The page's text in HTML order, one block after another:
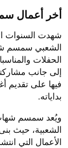
أخر أعمال
شهدت السنوات
الشعبي سمسم
الحفلات
إلى جانب
فيها على تقديم
بداياته.
ويُعد سمسم شهاب
الشعبية، حيث
الأعمال التي